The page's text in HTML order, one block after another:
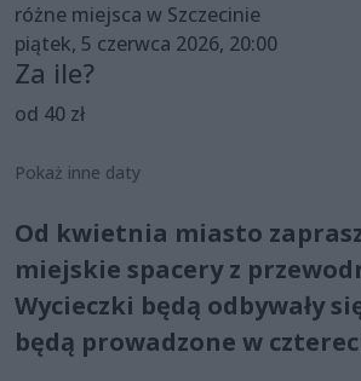
różne miejsca w Szczecinie
piątek, 5 czerwca 2026, 20:00
Za ile?
od 40 zł
Pokaż inne daty
Od kwietnia miasto
miejskie spacery z
Wycieczki będą odbywały
będą prowadzone w